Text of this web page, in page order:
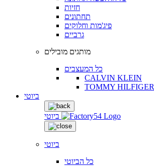
חזיות
תחתונים
פיג'מות וחלוקים
גרביים
מותגים מובילים
כל המעצבים
CALVIN KLEIN
TOMMY HILFIGER
ביוטי
ביוטי
ביוטי
כל הביוטי